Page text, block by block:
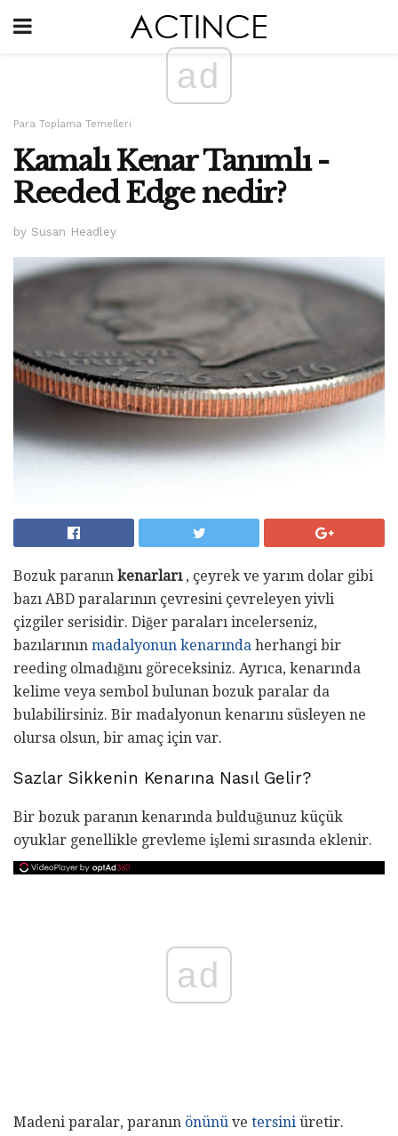
ad
Para Toplama Temelleri
Kamalı Kenar Tanımlı -
Reeded Edge nedir?
by Susan Headley
Bozuk paranın kenarları, çeyrek ve yarım dolar gibi
bazı ABD paralarının çevresini çevreleyen yivli
çizgiler serisidir. Diğer paraları incelerseniz,
bazılarının madalyonun kenarında herhangi bir
reeding olmadığını göreceksiniz. Ayrıca, kenarında
kelime veya sembol bulunan bozuk paralar da
bulabilirsiniz. Bir madalyonun kenarını süsleyen ne
olursa olsun, bir amaç için var.
Sazlar Sikkenin Kenarına Nasıl Gelir?
Bir bozuk paranın kenarında bulduğunuz küçük
oyuklar genellikle grevleme işlemi sırasında eklenir.
ad
Madeni paralar, paranın önünü ve tersini üretir.